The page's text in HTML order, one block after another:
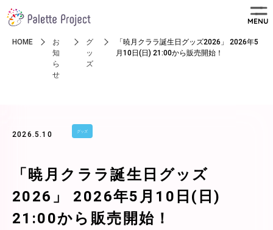
MENU
HOME
お
知
ら
せ
グ
ッ
ズ
「暁月クララ誕生日グッズ2026」 2026年5
月10日(日) 21:00から販売開始！
2026.5.10 グッズ
「暁月クララ誕生日グッズ
2026」 2026年5月10日(日)
21:00から販売開始！